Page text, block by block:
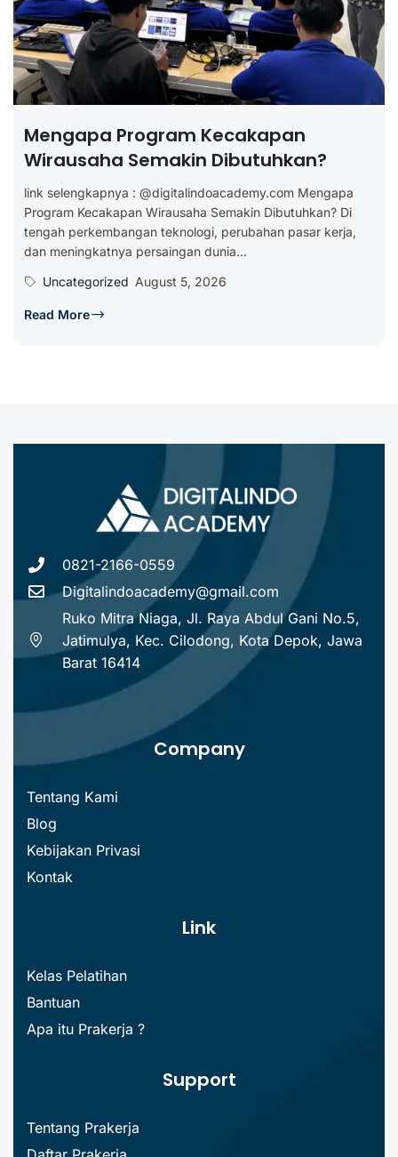
Mengapa Program Kecakapan
Wirausaha Semakin Dibutuhkan?
link selengkapnya : @digitalindoacademy.com Mengapa
Program Kecakapan Wirausaha Semakin Dibutuhkan? Di
tengah perkembangan teknologi, perubahan pasar kerja,
dan meningkatnya persaingan dunia...
Uncategorized August 5, 2026
Read More
0821-2166-0559
Digitalindoacademy@gmail.com
Ruko Mitra Niaga, Jl. Raya Abdul Gani No.5,
Jatimulya, Kec. Cilodong, Kota Depok, Jawa
Barat 16414
Company
Tentang Kami
Blog
Kebijakan Privasi
Kontak
Link
Kelas Pelatihan
Bantuan
Apa itu Prakerja ?
Support
Tentang Prakerja